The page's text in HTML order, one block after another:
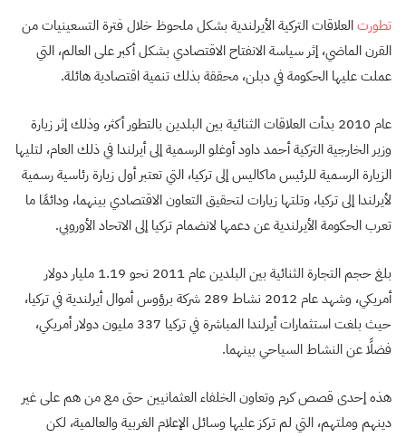
تطورتالعلاقات التركية الأيرلندية بشكل ملحوظ خلال فترة التسعينيات من
القرن الماضي، إثر سياسة الانفتاح الاقتصادي بشكل أكبر على العالم، التي
عملت عليها الحكومة في دبلن، محققة بذلك تنمية اقتصادية هائلة.
عام 2010 بدأت العلاقات الثنائية بين البلدين بالتطور أكثر، وذلك إثر زيارة
وزير الخارجية التركية أحمد داود أوغلو الرسمية إلى أيرلندا في ذلك العام، لتليها
الزيارة الرسمية للرئيس ماكاليس إلى تركيا، التي تعتبر أول زيارة رئاسية رسمية
لأيرلندا إلى تركيا، وتلتها زيارات لتحقيق التعاون الاقتصادي بينهما، ودائمًا ما
تعرب الحكومة الأيرلندية عن دعمها لانضمام تركيا إلى الاتحاد الأوروبي.
بلغ حجم التجارة الثنائية بين البلدين عام 2011 نحو 1.19 مليار دولار
أمريكي، وشهد عام 2012 نشاط 289 شركة برؤوس أموال أيرلندية في تركيا،
حيث بلغت استثمارات أيرلندا المباشرة في تركيا 337 مليون دولار أمريكي،
فضلًا عن النشاط السياحي بينهما.
هذه إحدى قصص كرم وتعاون الخلفاء العثمانيين حتى مع من هم على غير
دينهم وملتهم، التي لم تركز عليها وسائل الإعلام الغربية والعالمية، لكن